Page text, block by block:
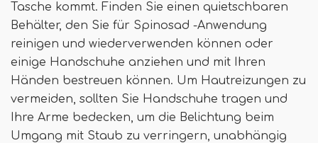
Tasche kommt. Finden Sie einen quietschbaren
Behälter, den Sie für Spinosad -Anwendung
reinigen und wiederverwenden können oder
einige Handschuhe anziehen und mit Ihren
Händen bestreuen können. Um Hautreizungen zu
vermeiden, sollten Sie Handschuhe tragen und
Ihre Arme bedecken, um die Belichtung beim
Umgang mit Staub zu verringern, unabhängig